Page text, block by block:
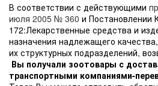
В соответствии с действующими
июля 2005 № 360 и Постановлении
172:Лекарственные средства и
назначения надлежащего
их структурных подразделений,
Вы получали зоотовары с
транспортными компаниями-